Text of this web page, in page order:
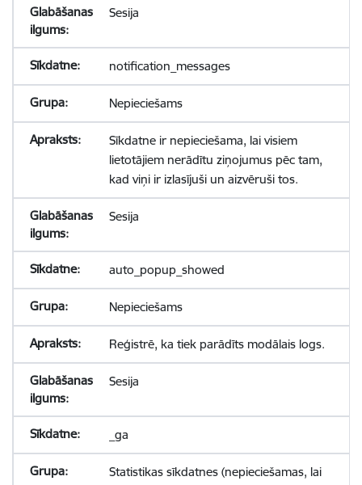
Sesija
notification_messages
Nepieciešams
Sīkdatne ir nepieciešama, lai visiem
lietotājiem nerādītu ziņojumus pēc tam,
kad viņi ir izlasījuši un aizvēruši tos.
Sesija
auto_popup_showed
Nepieciešams
Reģistrē, ka tiek parādīts modālais logs.
Sesija
_ga
Statistikas sīkdatnes (nepieciešamas, lai